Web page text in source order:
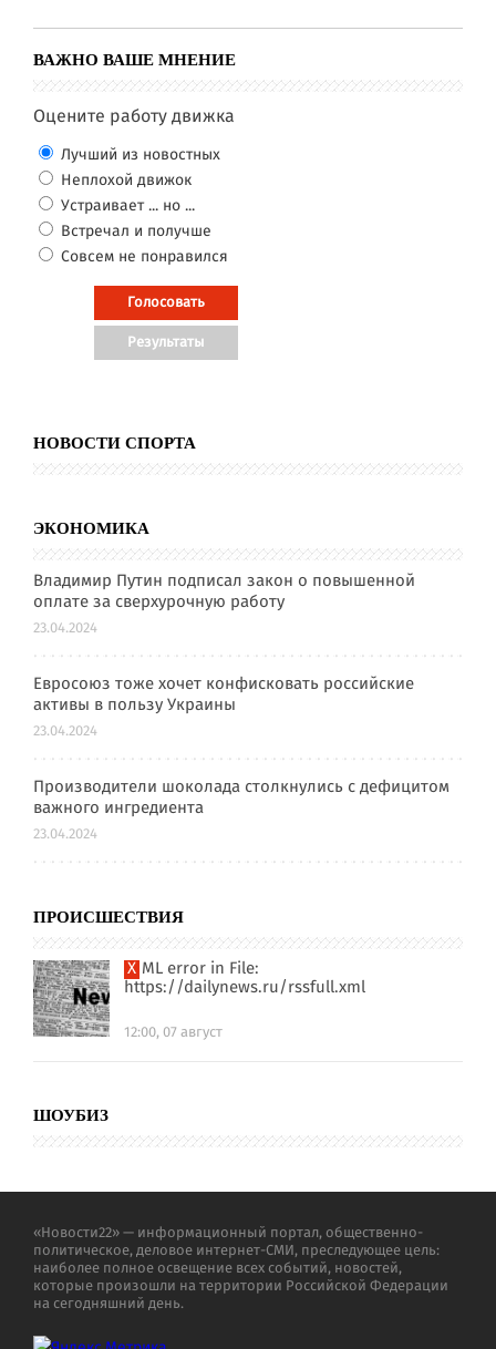
ВАЖНО ВАШЕ МНЕНИЕ
Оцените работу движка
Лучший из новостных
Неплохой движок
Устраивает ... но ...
Встречал и получше
Совсем не понравился
НОВОСТИ СПОРТА
ЭКОНОМИКА
Владимир Путин подписал закон о повышенной
оплате за сверхурочную работу
23.04.2024
Евросоюз тоже хочет конфисковать российские
активы в пользу Украины
23.04.2024
Производители шоколада столкнулись с дефицитом
важного ингредиента
23.04.2024
ПРОИСШЕСТВИЯ
XML error in File:
https://dailynews.ru/rssfull.xml
12:00, 07 август
ШОУБИЗ
«Новости22» — информационный портал, общественно-
политическое, деловое интернет-СМИ, преследующее цель:
наиболее полное освещение всех событий, новостей,
которые произошли на территории Российской Федерации
на сегодняшний день.